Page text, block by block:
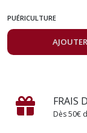
PUÉRICULTURE
AJOUTER
FRAIS
Dès 50€